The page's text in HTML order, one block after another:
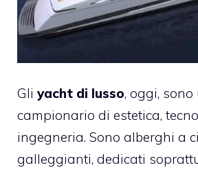
Gli yacht di lusso, oggi, sono
campionario di estetica,
ingegneria. Sono alberghi a
galleggianti, dedicati